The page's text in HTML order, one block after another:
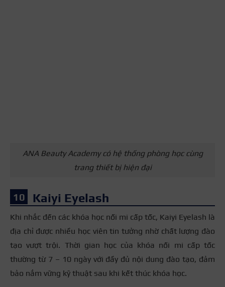
ANA Beauty Academy có hệ thống phòng học cùng
trang thiết bị hiện đại
Kaiyi Eyelash
Khi nhắc đến các khóa học nối mi cấp tốc, Kaiyi Eyelash là
địa chỉ được nhiều học viên tin tưởng nhờ chất lượng đào
tạo vượt trội. Thời gian học của khóa nối mi cấp tốc
thường từ 7 – 10 ngày với đầy đủ nội dung đào tạo, đảm
bảo nắm vững kỹ thuật sau khi kết thúc khóa học.